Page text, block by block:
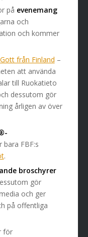
på evenemang
och
och kommer
Gott från Finland –
att använda
till Ruokatieto
dessutom gör
årligen av över
bara FBF:s
.
broschyrer
gör
och ger
på offentliga
för